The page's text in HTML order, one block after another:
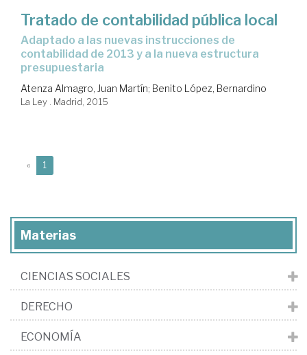
Tratado de contabilidad pública local
adaptado a las nuevas instrucciones de
contabilidad de 2013 y a la nueva estructura
presupuestaria
Atenza Almagro, Juan Martín; Benito López, Bernardino
La Ley . Madrid, 2015
« 1
Materias
CIENCIAS SOCIALES
DERECHO
ECONOMÍA